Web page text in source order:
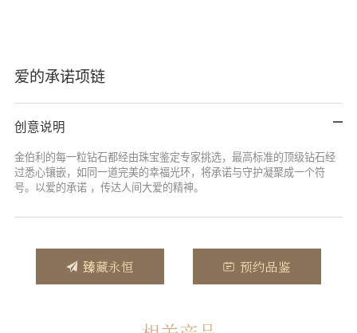
爱的承诺项链
创意说明
金伯利的每一粒钻石都经由珠宝鉴定专家挑选，最高标准的顶级钻石经
过悉心镶嵌，如同一道完美的幸福光环，将承诺与守护凝聚成一个符
号。以爱的承诺 ，传达人间大爱的精神。
臻藏永恒 预约品鉴